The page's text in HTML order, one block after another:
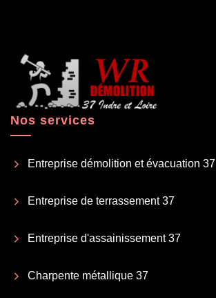
Nos services
Entreprise démolition et évacuation 37
Entreprise de terrassement 37
Entreprise d'assainissement 37
Charpente métallique 37